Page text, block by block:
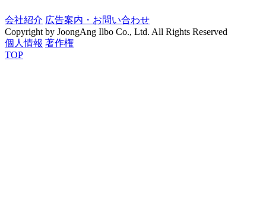
会社紹介 広告案内・お問い合わせ
Copyright by JoongAng Ilbo Co., Ltd. All Rights Reserved
個人情報 著作権
TOP